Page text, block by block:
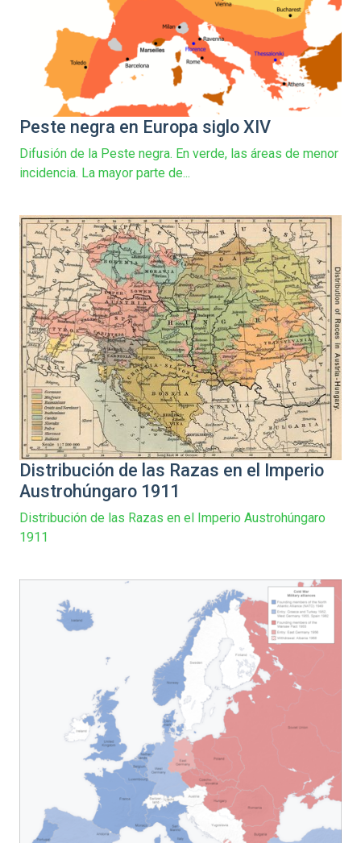
Peste negra en Europa siglo XIV
Difusión de la Peste negra. En verde, las áreas de menor
incidencia. La mayor parte de...
Distribución de las Razas en el Imperio
Austrohúngaro 1911
Distribución de las Razas en el Imperio Austrohúngaro
1911